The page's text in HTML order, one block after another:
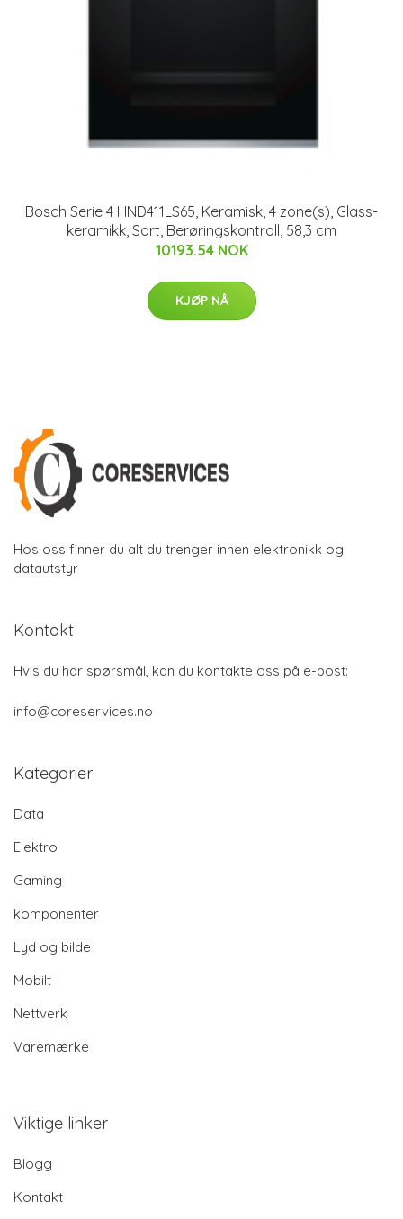
Bosch Serie 4 HND411LS65, Keramisk, 4 zone(s), Glass-
keramikk, Sort, Berøringskontroll, 58,3 cm
10193.54 NOK
KJØP NÅ
Hos oss finner du alt du trenger innen elektronikk og
datautstyr
Kontakt
Hvis du har spørsmål, kan du kontakte oss på e-post:
info@coreservices.no
Kategorier
Data
Elektro
Gaming
komponenter
Lyd og bilde
Mobilt
Nettverk
Varemærke
Viktige linker
Blogg
Kontakt